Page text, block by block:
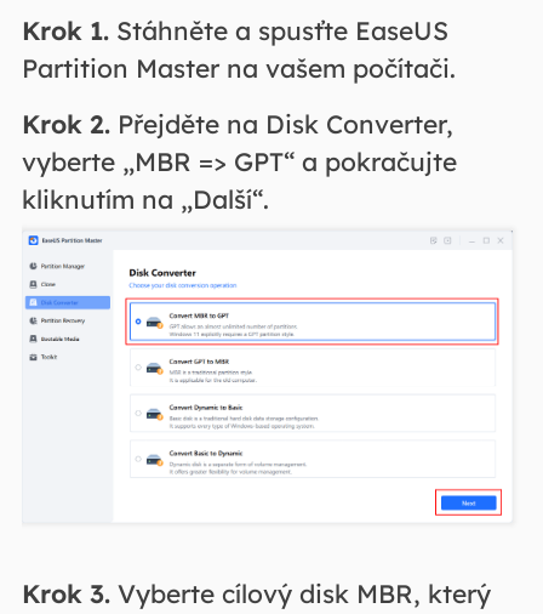
Krok 1.Stáhněte a spusťte EaseUS
Partition Master na vašem počítači.
Krok 2.Přejděte na Disk Converter,
vyberte „MBR => GPT“ a pokračujte
kliknutím na „Další“.
Krok 3.Vyberte cílový disk MBR, který